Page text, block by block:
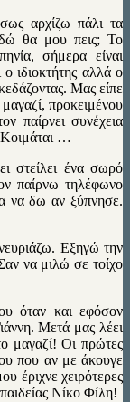
αρχίζω πάλι τα
θα μου πεις; Το
σήμερα είναι
ιδιοκτήτης αλλά ο
Μας είπε
προκειμένου
παίρνει συνέχεια
…
στείλει ένα σωρό
παίρνω τηλέφωνο
να δω αν ξύπνησε.
Εξηγώ την
να μιλώ σε τοίχο
όταν και εφόσον
Μετά μας λέει
μαγαζί! Οι πρώτες
που αν με άκουγε
έριχνε χειρότερες
Νίκο Φίλη!